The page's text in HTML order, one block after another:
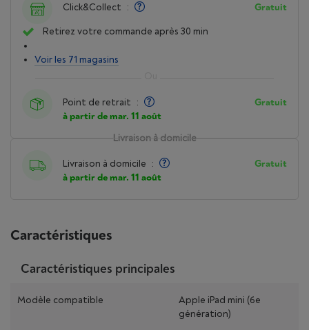
Livraison à domicile
Livraison à domicile :
à partir de mar. 11 août
Gratuit
Click&Collect : Gratuit
Retirez votre commande après 30 min
Voir les 71 magasins
Point de retrait :
à partir de mar. 11 août
Gratuit
Caractéristiques
Caractéristiques principales
Modèle compatible
Apple iPad mini (6e
génération)